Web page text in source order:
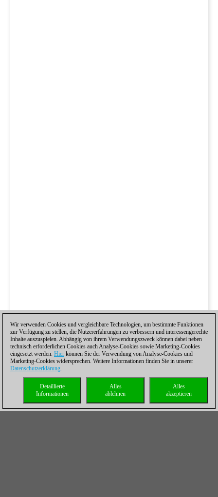
Wir verwenden Cookies und vergleichbare Technologien, um bestimmte Funktionen
zur Verfügung zu stellen, die Nutzererfahrungen zu verbessern und interessengerechte
Inhalte auszuspielen. Abhängig von ihrem Verwendungszweck können dabei neben
technisch erforderlichen Cookies auch Analyse-Cookies sowie Marketing-Cookies
eingesetzt werden. Hier können Sie der Verwendung von Analyse-Cookies und
Marketing-Cookies widersprechen. Weitere Informationen finden Sie in unserer
Datenschutzerklärung.
Alles
akzeptieren
Alles
ablehnen
Detaillierte
Informationen